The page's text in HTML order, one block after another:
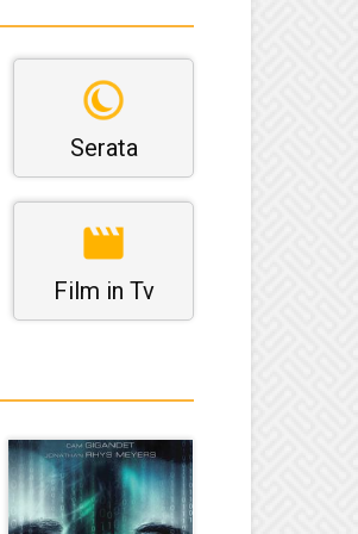
Serata
Film in Tv